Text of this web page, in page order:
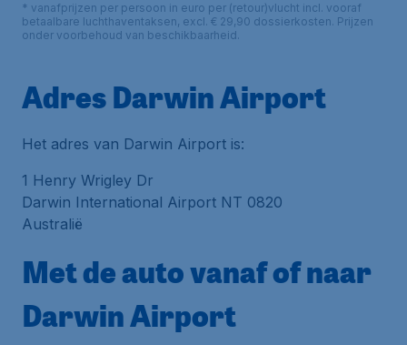
* vanafprijzen per persoon in euro per (retour)vlucht incl. vooraf
betaalbare luchthaventaksen, excl. € 29,90 dossierkosten. Prijzen
onder voorbehoud van beschikbaarheid.
Adres Darwin Airport
Het adres van Darwin Airport is:
1 Henry Wrigley Dr
Darwin International Airport NT 0820
Australië
Met de auto vanaf of naar
Darwin Airport